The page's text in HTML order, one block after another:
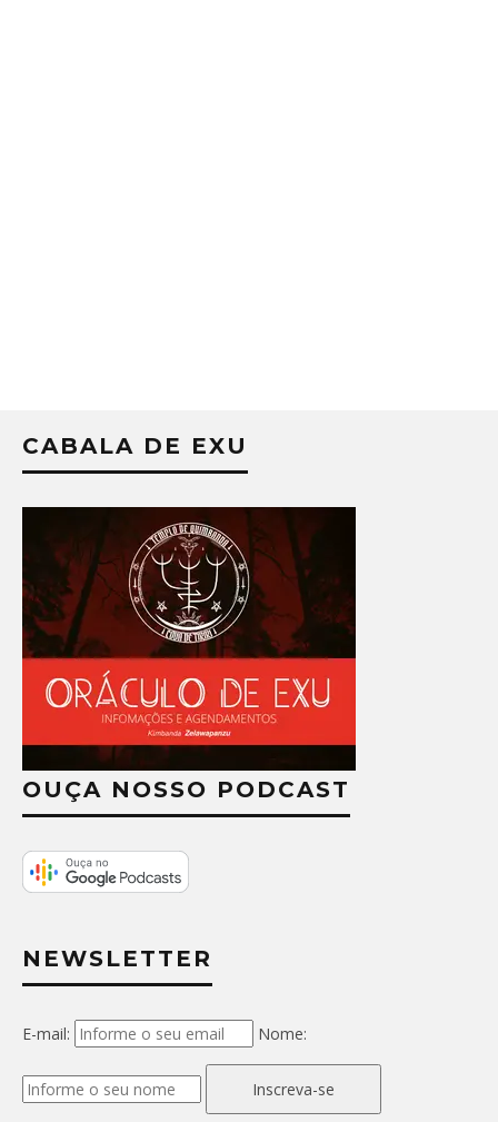
CABALA DE EXU
OUÇA NOSSO PODCAST
NEWSLETTER
E-mail: Nome:
Inscreva-se